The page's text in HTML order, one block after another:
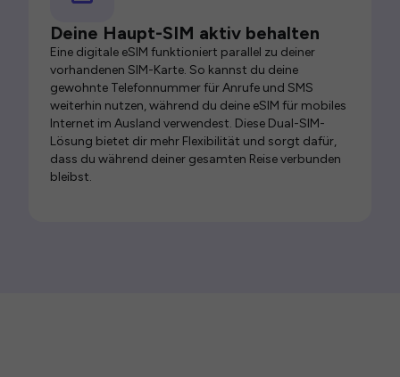
Deine Haupt-SIM aktiv behalten
Eine digitale eSIM funktioniert parallel zu deiner
vorhandenen SIM-Karte. So kannst du deine
gewohnte Telefonnummer für Anrufe und SMS
weiterhin nutzen, während du deine eSIM für mobiles
Internet im Ausland verwendest. Diese Dual-SIM-
Lösung bietet dir mehr Flexibilität und sorgt dafür,
dass du während deiner gesamten Reise verbunden
bleibst.